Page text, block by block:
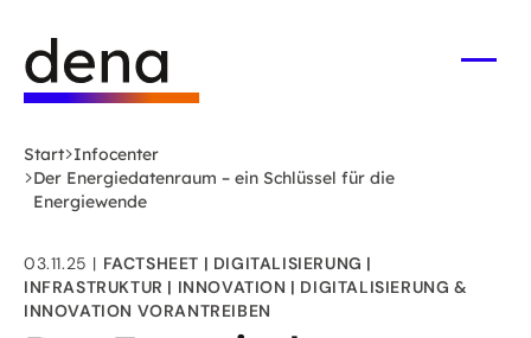
Hauptinhalt
springen
Deutsche
Energie-
Agentur
-
zur
Start Infocenter
Der Energiedatenraum – ein Schlüssel für die
Energiewende
03.11.25 FACTSHEET
DIGITALISIERUNG
INFRASTRUKTUR
INNOVATION
DIGITALISIERUNG &
INNOVATION VORANTREIBEN